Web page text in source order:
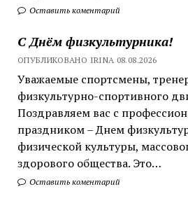
Оставить коментарий
С Днём физкультурника!
ОПУБЛИКОВАНО IRINA 08.08.2026
Уважаемые спортсмены,
физкультурно-спортивного
Поздравляем вас с
праздником – Днем
физической культуры,
здорового общества. Это…
Оставить коментарий